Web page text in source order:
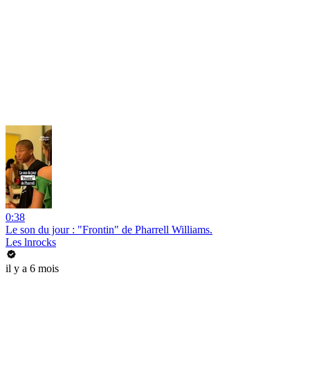
0:38
Le son du jour : "Frontin" de Pharrell Williams.
Les lnrocks
il y a 6 mois